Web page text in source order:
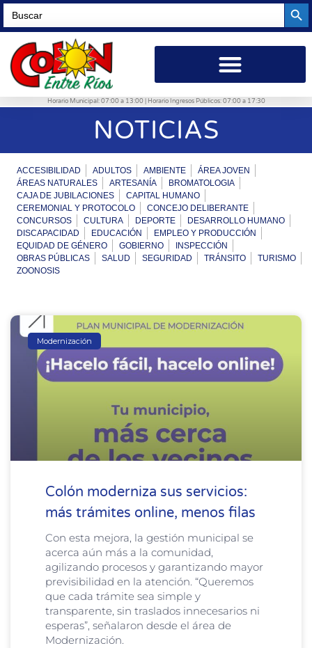
Search
for:
Horario Municipal: 07:00 a 13:00 | Horario Ingresos Públicos: 07:00 a 17:30
NOTICIAS
ACCESIBILIDAD ADULTOS AMBIENTE
ÁREA JOVEN
ÁREAS NATURALES
ARTESANÍA
BROMATOLOGIA
CAJA DE JUBILACIONES
CAPITAL HUMANO
CEREMONIAL Y PROTOCOLO
CONCEJO DELIBERANTE
CONCURSOS
CULTURA DEPORTE
DESARROLLO HUMANO
DISCAPACIDAD
EDUCACIÓN
EMPLEO Y PRODUCCIÓN
EQUIDAD DE GÉNERO
GOBIERNO
INSPECCIÓN
OBRAS PÚBLICAS
SALUD SEGURIDAD TRÁNSITO
TURISMO
ZOONOSIS
Modernización
Colón moderniza sus servicios:
más trámites online, menos filas
Con esta mejora, la gestión municipal se
acerca aún más a la comunidad,
agilizando procesos y garantizando mayor
previsibilidad en la atención. “Queremos
que cada trámite sea simple y
transparente, sin traslados innecesarios ni
esperas”, señalaron desde el área de
Modernización.